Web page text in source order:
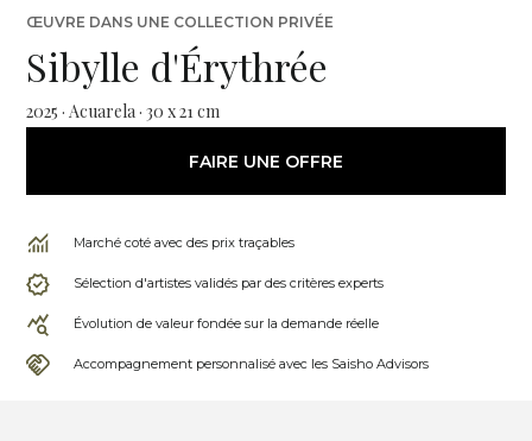
ŒUVRE DANS UNE COLLECTION PRIVÉE
Sibylle d'Érythrée
2025 · Acuarela · 30 x 21 cm
FAIRE UNE OFFRE
Marché coté avec des prix traçables
Sélection d'artistes validés par des critères experts
Évolution de valeur fondée sur la demande réelle
Accompagnement personnalisé avec les Saisho Advisors